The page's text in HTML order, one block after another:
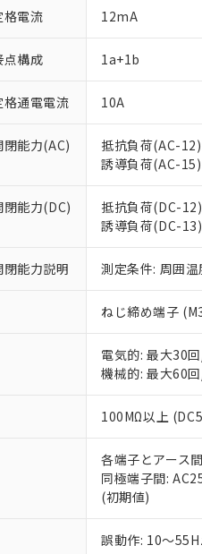
格電流 12mA
点構成 1a+1b
格通電電流 10A
閉能力(AC)
抵抗負荷(AC-
誘導負荷(AC-
閉能力(DC)
抵抗負荷(DC-
誘導負荷(DC-
閉能力説明 測定条件: 周囲
ねじ締め端子
電気的: 最大30
機械的: 最大60
100MΩ以上
各端子とアース
同極端子間:
(初期値)
誤動作: 10～
ご利用
以下の条件を
本サー
くもの
当社制
在庫状
のであ
い。
正式な
当社販
オムロ
在庫状
す。
ている
お客様
が、当
さい。
※当社
いる法
対応予定な
調査・確認
非該当品：ラ
仕入先様の
があります。
鉛(Pb) 1000ppm
六価クロム
フタル酸ビス
ル（DBP）
但し、RoHS指令
フタル酸エステ
※2 対応予
部品在庫の切
※3 非含有
下記の非含有
EU RoHS指
51物質の非
※本証明書は
また、RoHS
混在すること
「○」：最大
「×」：最大
「－」：未
*中国RoHS10物
Pb(鉛)
Cr(Ⅵ)(六価クロム
DBP(フタル酸ジ
※2 環境保
「ｅ」：有
「10」：通
味します。
「－」：未確
当社は
う）を
などの
ます。
当社は
置等に
当社は
また当
たしま
記
号
説
○ 一
△ 一
－
在
機
空
白
受